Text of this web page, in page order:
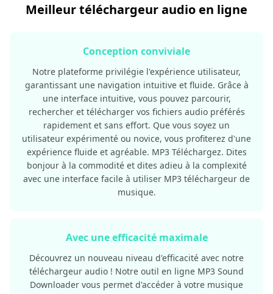
Meilleur téléchargeur audio en ligne
Conception conviviale
Notre plateforme privilégie l'expérience utilisateur,
garantissant une navigation intuitive et fluide. Grâce à
une interface intuitive, vous pouvez parcourir,
rechercher et télécharger vos fichiers audio préférés
rapidement et sans effort. Que vous soyez un
utilisateur expérimenté ou novice, vous profiterez d'une
expérience fluide et agréable. MP3 Téléchargez. Dites
bonjour à la commodité et dites adieu à la complexité
avec une interface facile à utiliser MP3 téléchargeur de
musique.
Avec une efficacité maximale
Découvrez un nouveau niveau d'efficacité avec notre
téléchargeur audio ! Notre outil en ligne MP3 Sound
Downloader vous permet d'accéder à votre musique